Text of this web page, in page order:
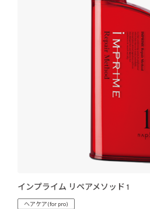
インプライム リペアメソッド 1
ヘアケア(for pro)